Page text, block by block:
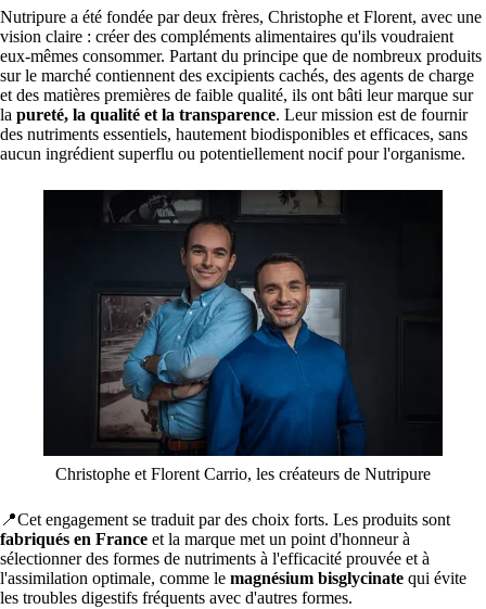
Nutripure a été fondée par deux frères, Christophe et Florent, avec une
vision claire : créer des compléments alimentaires qu'ils voudraient
eux-mêmes consommer. Partant du principe que de nombreux produits
sur le marché contiennent des excipients cachés, des agents de charge
et des matières premières de faible qualité, ils ont bâti leur marque sur
la pureté, la qualité et la transparence. Leur mission est de fournir
des nutriments essentiels, hautement biodisponibles et efficaces, sans
aucun ingrédient superflu ou potentiellement nocif pour l'organisme.
Christophe et Florent Carrio, les créateurs de Nutripure
📍Cet engagement se traduit par des choix forts. Les produits sont
fabriqués en France et la marque met un point d'honneur à
sélectionner des formes de nutriments à l'efficacité prouvée et à
l'assimilation optimale, comme le magnésium bisglycinate qui évite
les troubles digestifs fréquents avec d'autres formes.